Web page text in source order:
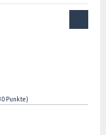
Punkte)